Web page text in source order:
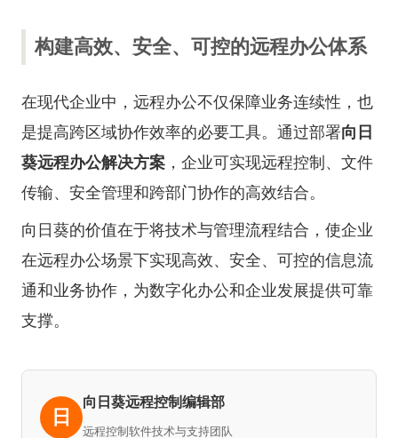
构建高效、安全、可控的远程办公体系
在现代企业中，远程办公不仅保障业务连续性，也
是提高跨区域协作效率的必要工具。通过部署向日
葵远程办公解决方案 ，企业可实现远程控制、文件
传输、安全管理和跨部门协作的高效结合。
向日葵的价值在于将技术与管理流程结合，使企业
在远程办公场景下实现高效、安全、可控的信息流
通和业务协作，为数字化办公和企业发展提供可靠
支撑。
日
向日葵远程控制编辑部
远程控制软件技术与支持团队